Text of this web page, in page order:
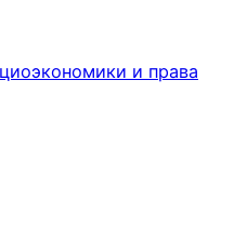
и права